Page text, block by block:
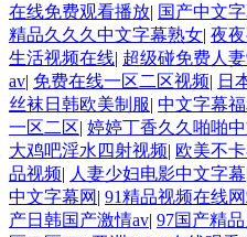
在线免费观看播放| 国产中文
精品久久久中文字幕熟女| 夜
生活视频在线| 超级碰免费人
av| 免费在线一区二区视频| 日
丝袜日韩欧美制服| 中文字幕
一区二区| 婷婷丁香久久啪啪
大鸡吧淫水四射视频| 欧美不
品视频| 人妻少妇电影中文字幕
中文字幕网 | 91精品视频在线
产日韩国产激情av| 97国产精